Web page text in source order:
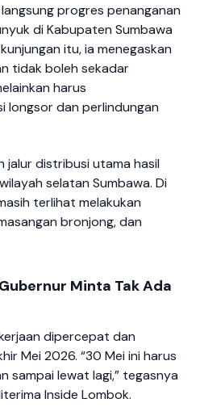
progres penanganan
di Kabupaten Sumbawa
itu, ia menegaskan
tidak boleh sekadar
harus
longsor dan perlindungan
jalur distribusi utama hasil
selatan Sumbawa. Di
terlihat melakukan
bronjong, dan
Minta Tak Ada
dipercepat dan
Mei 2026. “30 Mei ini harus
sampai lewat lagi,” tegasnya
Inside Lombok.